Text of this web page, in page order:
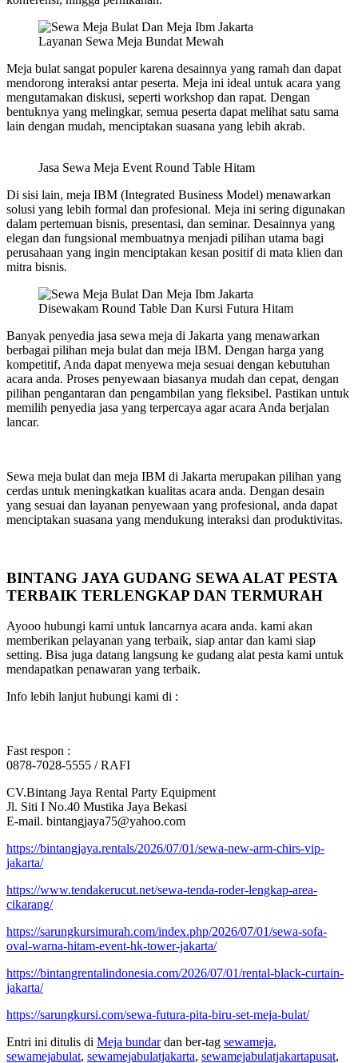
Layanan Sewa Meja Bundat Mewah
Meja bulat sangat populer karena desainnya yang ramah dan dapat
mendorong interaksi antar peserta. Meja ini ideal untuk acara yang
mengutamakan diskusi, seperti workshop dan rapat. Dengan
bentuknya yang melingkar, semua peserta dapat melihat satu sama
lain dengan mudah, menciptakan suasana yang lebih akrab.
Jasa Sewa Meja Event Round Table Hitam
Di sisi lain, meja IBM (Integrated Business Model) menawarkan
solusi yang lebih formal dan profesional. Meja ini sering digunakan
dalam pertemuan bisnis, presentasi, dan seminar. Desainnya yang
elegan dan fungsional membuatnya menjadi pilihan utama bagi
perusahaan yang ingin menciptakan kesan positif di mata klien dan
mitra bisnis.
Disewakam Round Table Dan Kursi Futura Hitam
Banyak penyedia jasa sewa meja di Jakarta yang menawarkan
berbagai pilihan meja bulat dan meja IBM. Dengan harga yang
kompetitif, Anda dapat menyewa meja sesuai dengan kebutuhan
acara anda. Proses penyewaan biasanya mudah dan cepat, dengan
pilihan pengantaran dan pengambilan yang fleksibel. Pastikan untuk
memilih penyedia jasa yang terpercaya agar acara Anda berjalan
lancar.
Sewa meja bulat dan meja IBM di Jakarta merupakan pilihan yang
cerdas untuk meningkatkan kualitas acara anda. Dengan desain
yang sesuai dan layanan penyewaan yang profesional, anda dapat
menciptakan suasana yang mendukung interaksi dan produktivitas.
BINTANG JAYA GUDANG SEWA ALAT PESTA
TERBAIK TERLENGKAP DAN TERMURAH
Ayooo hubungi kami untuk lancarnya acara anda. kami akan
memberikan pelayanan yang terbaik, siap antar dan kami siap
setting. Bisa juga datang langsung ke gudang alat pesta kami untuk
mendapatkan penawaran yang terbaik.
Info lebih lanjut hubungi kami di :
Fast respon :
0878-7028-5555 / RAFI
CV.Bintang Jaya Rental Party Equipment
Jl. Siti I No.40 Mustika Jaya Bekasi
E-mail. bintangjaya75@yahoo.com
https://bintangjaya.rentals/2026/07/01/sewa-new-arm-chirs-vip-
jakarta/
https://www.tendakerucut.net/sewa-tenda-roder-lengkap-area-
cikarang/
https://sarungkursimurah.com/index.php/2026/07/01/sewa-sofa-
oval-warna-hitam-event-hk-tower-jakarta/
https://bintangrentalindonesia.com/2026/07/01/rental-black-curtain-
jakarta/
https://sarungkursi.com/sewa-futura-pita-biru-set-meja-bulat/
Entri ini ditulis di Meja bundardan ber-tag sewameja,
sewamejabulat, sewamejabulatjakarta, sewamejabulatjakartapusat,